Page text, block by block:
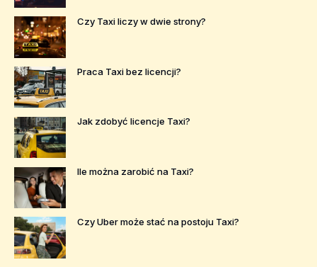
Czy Taxi liczy w dwie strony?
Praca Taxi bez licencji?
Jak zdobyć licencje Taxi?
Ile można zarobić na Taxi?
Czy Uber może stać na postoju Taxi?